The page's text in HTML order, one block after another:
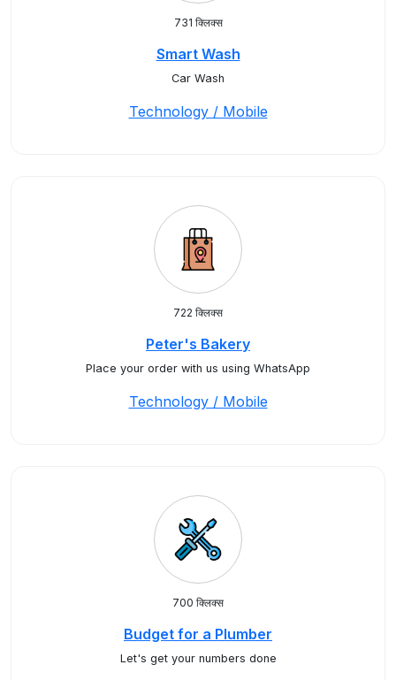
731 क्लिक्स
Smart Wash
Car Wash
Technology / Mobile
722 क्लिक्स
Peter's Bakery
Place your order with us using WhatsApp
Technology / Mobile
700 क्लिक्स
Budget for a Plumber
Let's get your numbers done